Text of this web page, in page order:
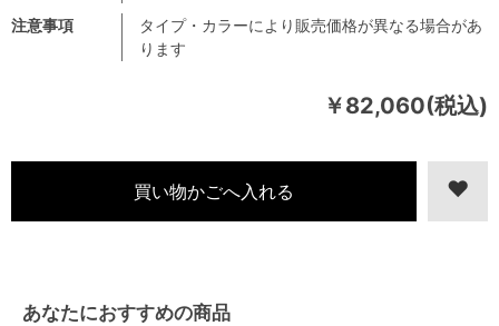
￥82,060(税込)
注意事項
タイプ・カラーにより販売価格が異なる場合があ
ります
あなたにおすすめの商品